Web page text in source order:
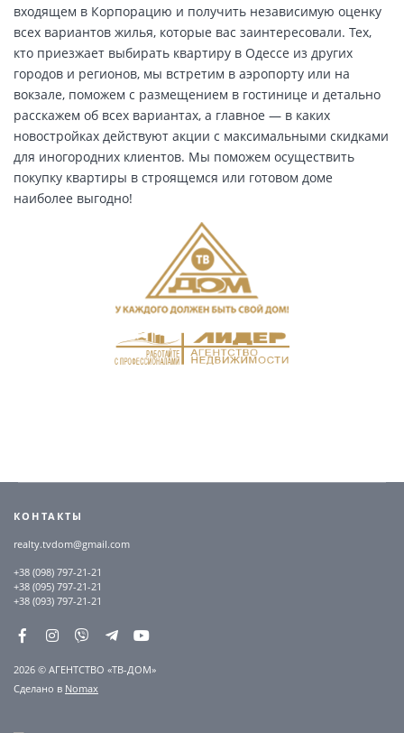
входящем в Корпорацию и получить независимую оценку
всех вариантов жилья, которые вас заинтересовали. Тех,
кто приезжает выбирать квартиру в Одессе из других
городов и регионов, мы встретим в аэропорту или на
вокзале, поможем с размещением в гостинице и детально
расскажем об всех вариантах, а главное — в каких
новостройках действуют акции с максимальными скидками
для иногородних клиентов. Мы поможем осуществить
покупку квартиры в строящемся или готовом доме
наиболее выгодно!
КОНТАКТЫ
realty.tvdom@gmail.com
+38 (098) 797-21-21
+38 (095) 797-21-21
+38 (093) 797-21-21
2026 © АГЕНТСТВО «ТВ-ДОМ»
Сделано в Nomax